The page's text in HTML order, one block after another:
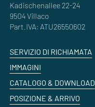
Kadischenallee 22-24
9504 Villaco
Part.IVA: ATU26550602
SERVIZIO DI RICHIAMATA
IMMAGINI
CATALOGO & DOWNLOAD
POSIZIONE & ARRIVO